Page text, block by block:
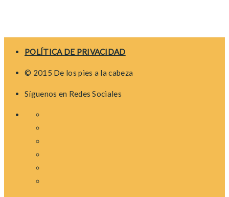
POLÍTICA DE PRIVACIDAD
© 2015 De los pies a la cabeza
Síguenos en Redes Sociales